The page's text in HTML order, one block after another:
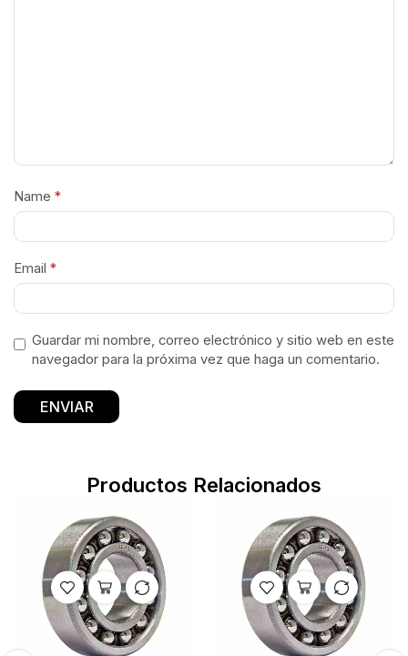
Name *
Email *
Guardar mi nombre, correo electrónico y sitio web en este
navegador para la próxima vez que haga un comentario.
Productos Relacionados